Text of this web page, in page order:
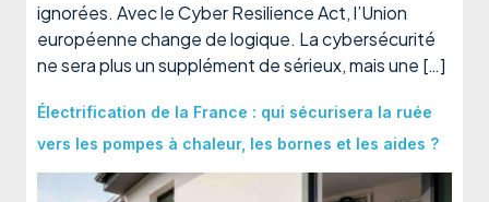
ignorées. Avec le Cyber Resilience Act, l’Union
européenne change de logique. La cybersécurité
ne sera plus un supplément de sérieux, mais une […]
Électrification de la France : qui sécurisera la ruée
vers les pompes à chaleur, les bornes et les aides ?